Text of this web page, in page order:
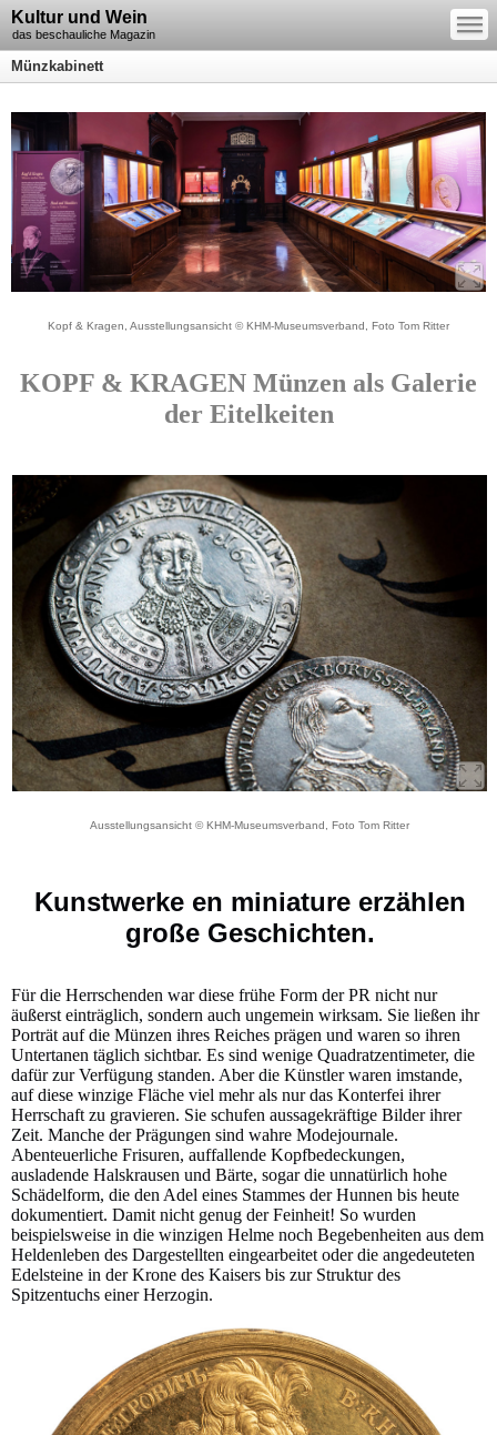
Kultur und Wein
das beschauliche Magazin
—
—
—
Münzkabinett
Kopf & Kragen, Ausstellungsansicht © KHM-Museumsverband, Foto Tom Ritter
KOPF & KRAGEN Münzen als Galerie
der Eitelkeiten
Ausstellungsansicht © KHM-Museumsverband, Foto Tom Ritter
Kunstwerke en miniature erzählen
große Geschichten.
Für die Herrschenden war diese frühe Form der PR nicht nur
äußerst einträglich, sondern auch ungemein wirksam. Sie ließen ihr
Porträt auf die Münzen ihres Reiches prägen und waren so ihren
Untertanen täglich sichtbar. Es sind wenige Quadratzentimeter, die
dafür zur Verfügung standen. Aber die Künstler waren imstande,
auf diese winzige Fläche viel mehr als nur das Konterfei ihrer
Herrschaft zu gravieren. Sie schufen aussagekräftige Bilder ihrer
Zeit. Manche der Prägungen sind wahre Modejournale.
Abenteuerliche Frisuren, auffallende Kopfbedeckungen,
ausladende Halskrausen und Bärte, sogar die unnatürlich hohe
Schädelform, die den Adel eines Stammes der Hunnen bis heute
dokumentiert. Damit nicht genug der Feinheit! So wurden
beispielsweise in die winzigen Helme noch Begebenheiten aus dem
Heldenleben des Dargestellten eingearbeitet oder die angedeuteten
Edelsteine in der Krone des Kaisers bis zur Struktur des
Spitzentuchs einer Herzogin.